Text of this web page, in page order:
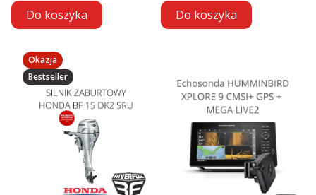
Do koszyka Do koszyka
Okazja
Bestseller